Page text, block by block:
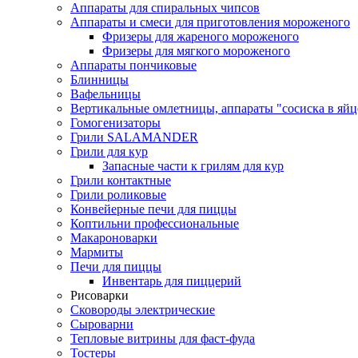
Аппараты для спиральных чипсов
Аппараты и смеси для приготовления мороженого
Фризеры для жареного мороженого
Фризеры для мягкого мороженого
Аппараты пончиковые
Блинницы
Вафельницы
Вертикальные омлетницы, аппараты "сосиска в
Гомогенизаторы
Грили SALAMANDER
Грили для кур
Запасные части к грилям для кур
Грили контактные
Грили роликовые
Конвейерные печи для пиццы
Коптильни профессиональные
Макароноварки
Мармиты
Печи для пиццы
Инвентарь для пиццерий
Рисоварки
Сковороды электрические
Сыроварни
Тепловые витрины для фаст-фуда
Тостеры